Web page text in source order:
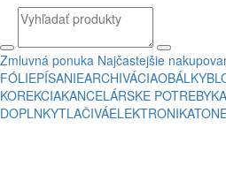
Zmluvná ponuka Najčastejšie
FÓLIEPÍSANIEARCHIVÁCIAOBÁLKY
KOREKCIAKANCELÁRSKE POTREBY
DOPLNKYTLAČIVÁELEKTRONIKA